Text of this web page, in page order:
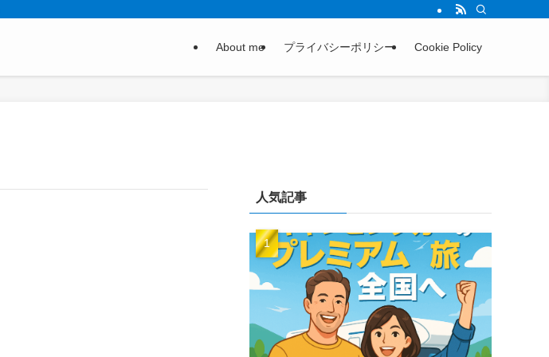
About me プライバシーポリシー Cookie Policy
人気記事